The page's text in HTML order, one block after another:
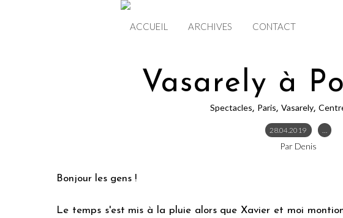
ACCUEIL ARCHIVES CONTACT
Vasarely à
Spectacles, Paris, Vasarely,
28.04.2019 …
Par Denis
Bonjour les gens !
Le temps s'est mis à la pluie alors que Xavier et moi